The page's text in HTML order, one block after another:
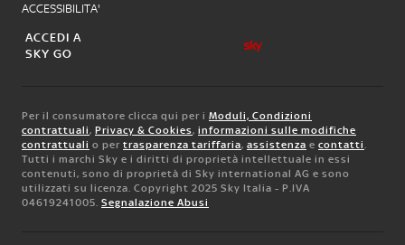
ACCESSIBILITA'
ACCEDI A
SKY GO
Per il consumatore clicca qui per i Moduli, Condizioni
contrattuali, Privacy & Cookies, informazioni sulle modifiche
contrattuali o per trasparenza tariffaria, assistenza e contatti.
Tutti i marchi Sky e i diritti di proprietà intellettuale in essi
contenuti, sono di proprietà di Sky international AG e sono
utilizzati su licenza. Copyright 2025 Sky Italia - P.IVA
04619241005. Segnalazione Abusi